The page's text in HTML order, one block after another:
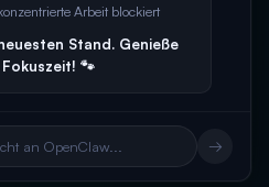
Arbeit blockiert
Stand. Genieße
🐾
an OpenClaw... →